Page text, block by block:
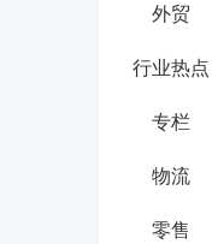
外贸
行业热点
专栏
物流
零售